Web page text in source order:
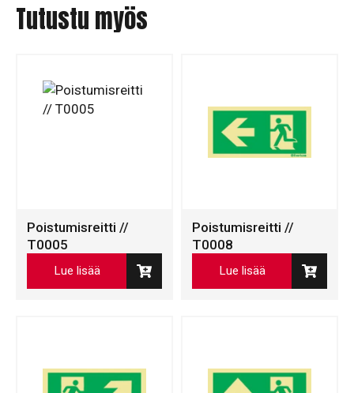
Tutustu myös
Poistumisreitti //
T0005
Lue lisää
Poistumisreitti //
T0008
Lue lisää